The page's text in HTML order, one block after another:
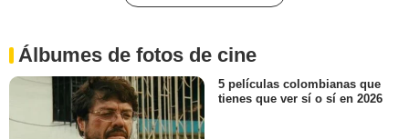
Álbumes de fotos de cine
5 películas colombianas que
tienes que ver sí o sí en 2026